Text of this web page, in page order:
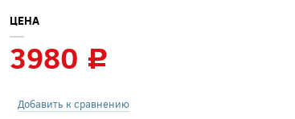
ЦЕНА
3980 c
Добавить к сравнению